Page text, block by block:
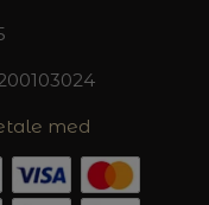
med